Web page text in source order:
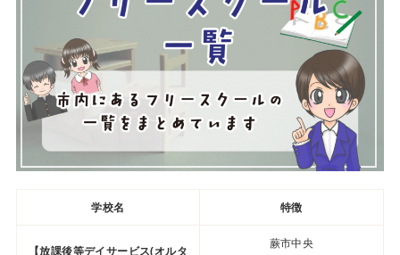
学校名 特徴
【放課後等デイサービス(オルタ
蕨市中央